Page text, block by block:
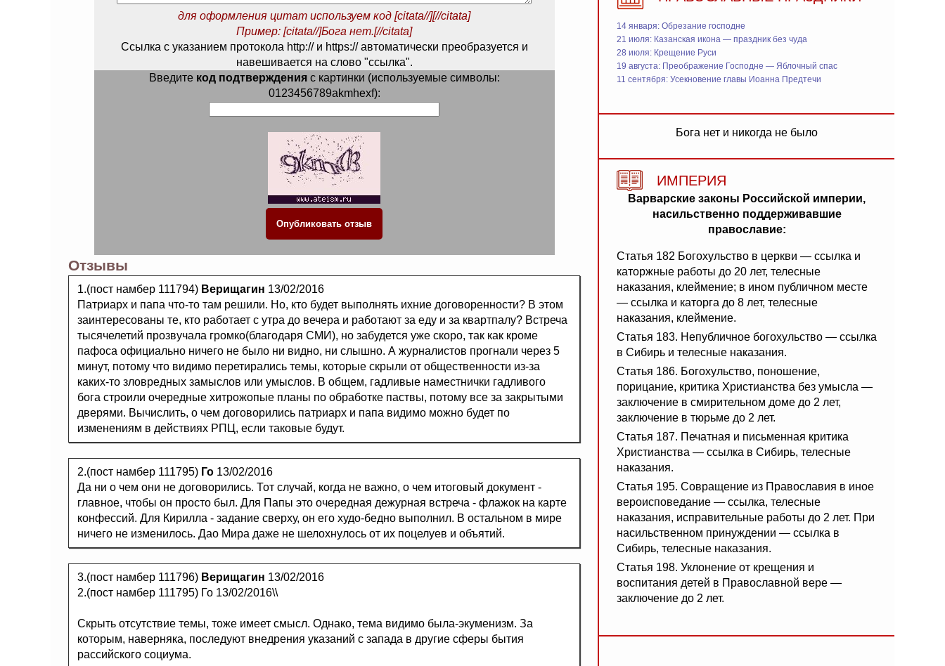
для оформления цитат используем код [citata//][//citata]
Пример: [citata//]Бога нет.[//citata]
Ссылка с указанием протокола http:// и https:// автоматически преобразуется и
навешивается на слово "ссылка".
Введите код подтвержденияс картинки (используемые символы:
0123456789akmhexf):
Отзывы
1.(пост намбер 111794) Верищагин 13/02/2016
Патриарх и папа что-то там решили. Но, кто будет выполнять ихние договоренности? В этом
заинтересованы те, кто работает с утра до вечера и работают за еду и за квартпалу? Встреча
тысячелетий прозвучала громко(благодаря СМИ), но забудется уже скоро, так как кроме
пафоса официально ничего не было ни видно, ни слышно. А журналистов прогнали через 5
минут, потому что видимо перетирались темы, которые скрыли от общественности из-за
каких-то зловредных замыслов или умыслов. В общем, гадливые наместнички гадливого
бога строили очередные хитрожопые планы по обработке паствы, потому все за закрытыми
дверями. Вычислить, о чем договорились патриарх и папа видимо можно будет по
изменениям в действиях РПЦ, если таковые будут.
2.(пост намбер 111795) Го 13/02/2016
Да ни о чем они не договорились. Тот случай, когда не важно, о чем итоговый документ -
главное, чтобы он просто был. Для Папы это очередная дежурная встреча - флажок на карте
конфессий. Для Кирилла - задание сверху, он его худо-бедно выполнил. В остальном в мире
ничего не изменилось. Дао Мира даже не шелохнулось от их поцелуев и объятий.
3.(пост намбер 111796) Верищагин 13/02/2016
2.(пост намбер 111795) Го 13/02/2016\\
Скрыть отсутствие темы, тоже имеет смысл. Однако, тема видимо была-экуменизм. За
которым, наверняка, последуют внедрения указаний с запада в другие сферы бытия
рассийского социума.
14 января: Обрезание господне
21 июля: Казанская икона — праздник без чуда
28 июля: Крещение Руси
19 августа: Преображение Господне — Яблочный спас
11 сентября: Усекновение главы Иоанна Предтечи
Бога нет и никогда не было
ИМПЕРИЯ
Варварские законы Российской империи,
насильственно поддерживавшие
православие:
Статья 182 Богохульство в церкви — ссылка и
каторжные работы до 20 лет, телесные
наказания, клеймение; в ином публичном месте
— ссылка и каторга до 8 лет, телесные
наказания, клеймение.
Статья 183. Непубличное богохульство — ссылка
в Сибирь и телесные наказания.
Статья 186. Богохульство, поношение,
порицание, критика Христианства без умысла —
заключение в смирительном доме до 2 лет,
заключение в тюрьме до 2 лет.
Статья 187. Печатная и письменная критика
Христианства — ссылка в Сибирь, телесные
наказания.
Статья 195. Совращение из Православия в иное
вероисповедание — ссылка, телесные
наказания, исправительные работы до 2 лет. При
насильственном принуждении — ссылка в
Сибирь, телесные наказания.
Статья 198. Уклонение от крещения и
воспитания детей в Православной вере —
заключение до 2 лет.